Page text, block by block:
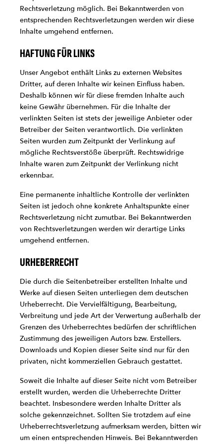
Rechtsverletzung möglich. Bei Bekanntwerden von
entsprechenden Rechtsverletzungen werden wir diese
Inhalte umgehend entfernen.
HAFTUNG FÜR LINKS
Unser Angebot enthält Links zu externen Websites
Dritter, auf deren Inhalte wir keinen Einfluss haben.
Deshalb können wir für diese fremden Inhalte auch
keine Gewähr übernehmen. Für die Inhalte der
verlinkten Seiten ist stets der jeweilige Anbieter oder
Betreiber der Seiten verantwortlich. Die verlinkten
Seiten wurden zum Zeitpunkt der Verlinkung auf
mögliche Rechtsverstöße überprüft. Rechtswidrige
Inhalte waren zum Zeitpunkt der Verlinkung nicht
erkennbar.
Eine permanente inhaltliche Kontrolle der verlinkten
Seiten ist jedoch ohne konkrete Anhaltspunkte einer
Rechtsverletzung nicht zumutbar. Bei Bekanntwerden
von Rechtsverletzungen werden wir derartige Links
umgehend entfernen.
URHEBERRECHT
Die durch die Seitenbetreiber erstellten Inhalte und
Werke auf diesen Seiten unterliegen dem deutschen
Urheberrecht. Die Vervielfältigung, Bearbeitung,
Verbreitung und jede Art der Verwertung außerhalb der
Grenzen des Urheberrechtes bedürfen der schriftlichen
Zustimmung des jeweiligen Autors bzw. Erstellers.
Downloads und Kopien dieser Seite sind nur für den
privaten, nicht kommerziellen Gebrauch gestattet.
Soweit die Inhalte auf dieser Seite nicht vom Betreiber
erstellt wurden, werden die Urheberrechte Dritter
beachtet. Insbesondere werden Inhalte Dritter als
solche gekennzeichnet. Sollten Sie trotzdem auf eine
Urheberrechtsverletzung aufmerksam werden, bitten wir
um einen entsprechenden Hinweis. Bei Bekanntwerden